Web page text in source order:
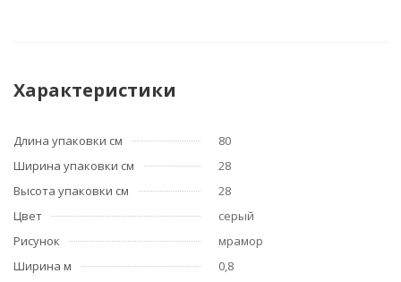
Характеристики
Длина упаковки см
80
Ширина упаковки см
28
Высота упаковки см
28
Цвет
серый
Рисунок
мрамор
Ширина м
0,8